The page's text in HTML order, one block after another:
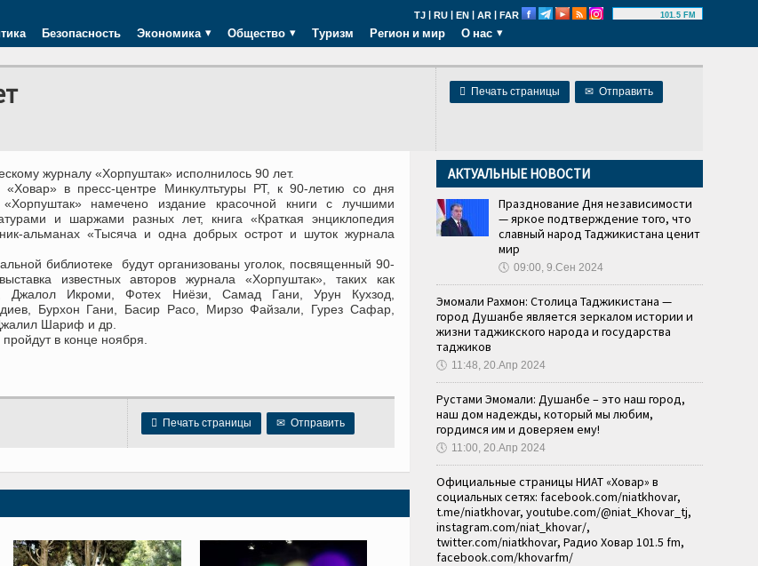
TJ | RU | EN | AR | FAR 101.5 FM
Безопасность Экономика Общество Туризм Регион и мир О нас
 Печать страницы ✉ Отправить
журналу «Хорпуштак» исполнилось 90 лет.
в пресс-центре Минкултьтуры РТ, к 90-летию со дня
намечено издание красочной книги с лучшими
и шаржами разных лет, книга «Краткая энциклопедия
альманах «Тысяча и одна добрых острот и шуток журнала
библиотеке будут организованы уголок, посвященный 90-
известных авторов журнала «Хорпуштак», таких как
Джалол Икроми, Фотех Ниёзи, Самад Гани, Урун Кухзод,
Бурхон Гани, Басир Расо, Мирзо Файзали, Гурез Сафар,
Шариф и др.
в конце ноября.
 Печать страницы ✉ Отправить
АКТУАЛЬНЫЕ НОВОСТИ
Празднование Дня независимости
— яркое подтверждение того, что
славный народ Таджикистана ценит
мир
🕔 09:00, 9.Сен 2024
Эмомали Рахмон: Столица Таджикистана —
город Душанбе является зеркалом истории и
жизни таджикского народа и государства
таджиков
🕔 11:48, 20.Апр 2024
Рустами Эмомали: Душанбе – это наш город,
наш дом надежды, который мы любим,
гордимся им и доверяем ему!
🕔 11:00, 20.Апр 2024
Официальные страницы НИАТ «Ховар» в
социальных сетях: facebook.com/niatkhovar,
t.me/niatkhovar, youtube.com/@niat_Khovar_tj,
instagram.com/niat_khovar/,
twitter.com/niatkhovar, Радио Ховар 101.5 fm,
facebook.com/khovarfm/